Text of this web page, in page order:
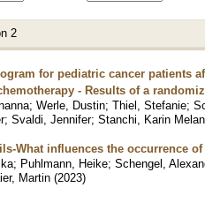
2
for pediatric cancer patients
- Results of a
; Werle, Dustin; Thiel, Stefanie;
; Svaldi, Jennifer; Stanchi, Karin
What influences the occurrence
; Puhlmann, Heike; Schengel,
Martin (2023)